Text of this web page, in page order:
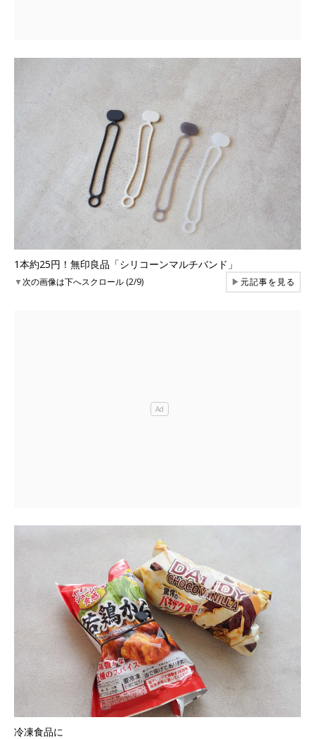
1本約25円！無印良品「シリコーンマルチバンド」
▼次の画像は下へスクロール (2/9) ▶元記事を見る
冷凍食品に